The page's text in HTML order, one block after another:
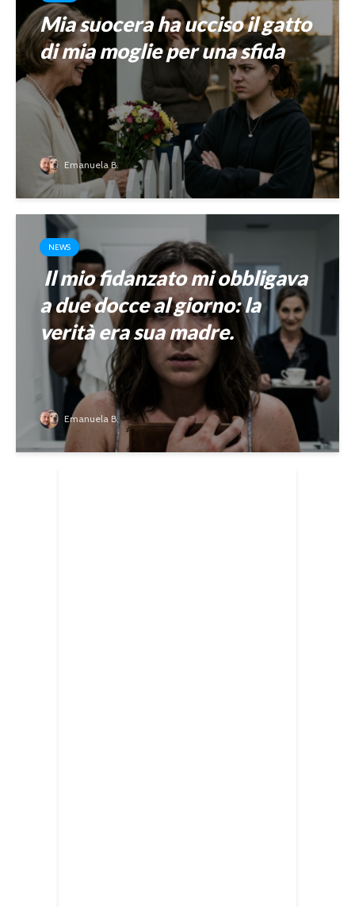
Mia suocera ha ucciso il gatto
di mia moglie per una sfida
Emanuela B.
NEWS
Il mio fidanzato mi obbligava
a due docce al giorno: la
verità era sua madre.
Emanuela B.